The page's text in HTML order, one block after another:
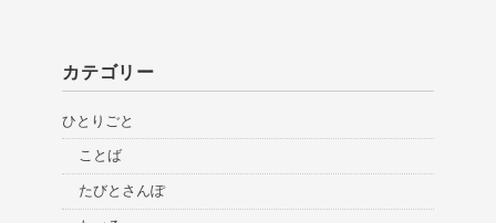
カテゴリー
ひとりごと
ことば
たびとさんぽ